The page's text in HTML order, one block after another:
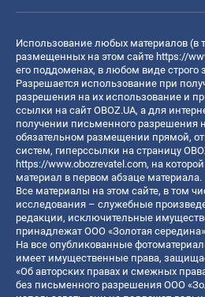
Использование любых материалов (в
размещенных на этом сайте https://
его поддоменах, в любом виде строго
Разрешается использование при
разрешения на их использование и
ссылки на сайт OBOZ.UA, а для
получении письменного разрешения
обязательном размещении прямой,
систем, гиперссылки на страницу
https://www.obozrevatel.com, на
материал в первом абзаце материала.
Все материалы на этом сайте, в том
исследования – служебные
редакции, исключительные
принадлежат ООО «Золотая
На все опубликованные
имеет имущественные права,
«Об авторских правах и смежных
без письменного разрешения ООО